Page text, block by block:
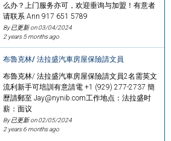
么办？上门服务亦可，欢迎垂询与加盟！有意者
请联系 Ann 917 651 5789
By 已更新 on03/04/2024
2 years 5 months ago
布魯克林/ 法拉盛汽車房屋保險請文員
布魯克林/ 法拉盛汽車房屋保險請文員2名需英文
流利新手可培訓有意請電 +1 (929) 277-2737 簡
歷請郵至 Jay@nynib.com工作地点：法拉盛时
薪：面议
By 已更新 on02/05/2024
2 years 6 months ago